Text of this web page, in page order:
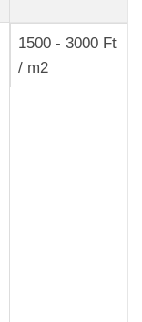
1500 - 3000 Ft
/ m2